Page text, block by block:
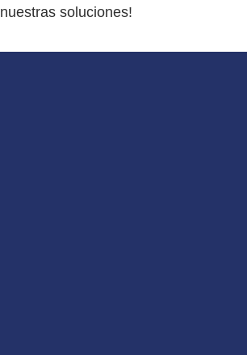
nuestras soluciones!